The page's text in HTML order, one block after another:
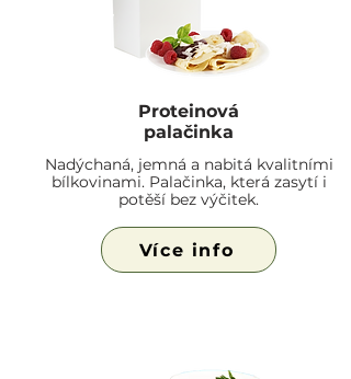
Proteinová
palačinka
Nadýchaná, jemná a nabitá kvalitními
bílkovinami. Palačinka, která zasytí i
potěší bez výčitek.
Více info